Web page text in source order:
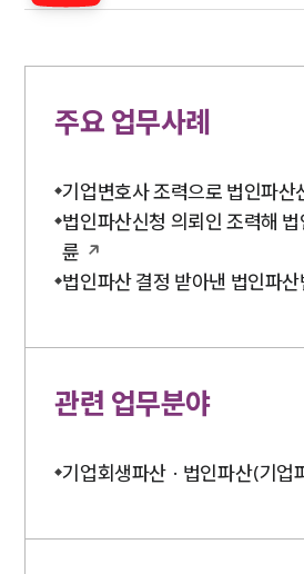
주요 업무사례
기업변호사 조력으로 법인파산
법인파산신청 의뢰인 조력해
륜
법인파산 결정 받아낸 법인파
관련 업무분야
기업회생파산 · 법인파산(기업